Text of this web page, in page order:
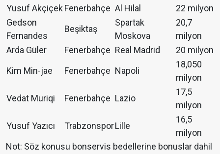
Yusuf AkçiçekFenerbahçe Al Hilal
22 milyon
Gedson
Fernandes
Beşiktaş
Spartak
Moskova
20,7
milyon
Arda Güler
Fenerbahçe Real Madrid
20 milyon
Kim Min-jae
Fenerbahçe Napoli
18,050
milyon
Vedat Muriqi
Fenerbahçe Lazio
17,5
milyon
Yusuf Yazıcı
TrabzonsporLille
16,5
milyon
Not: Söz konusu bonservis bedellerine bonuslar dahil